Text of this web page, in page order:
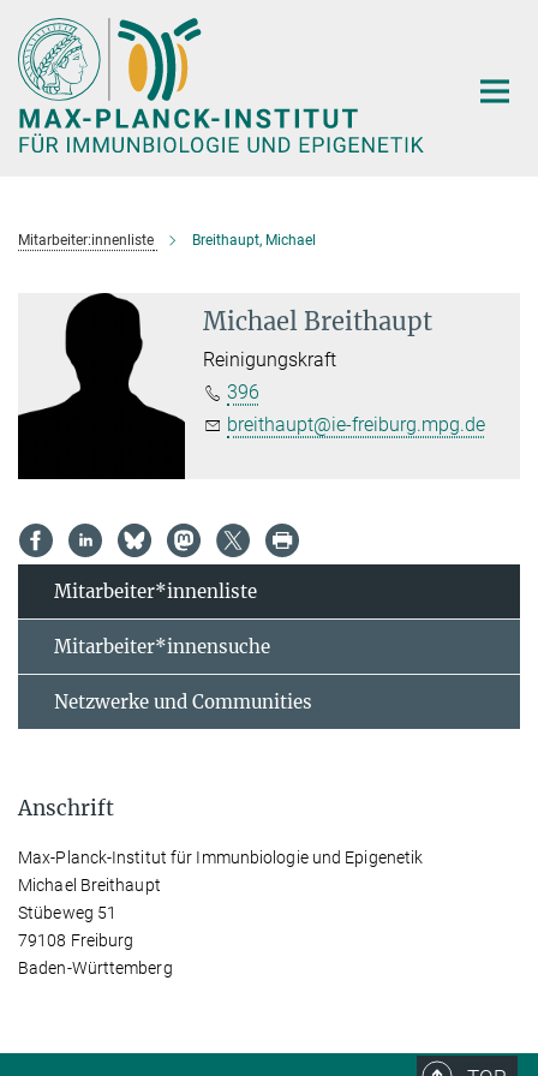
Hauptinhalt
Mitarbeiter:innenliste Breithaupt, Michael
Michael Breithaupt
Reinigungskraft
396
breithaupt@ie-freiburg.mpg.de
Mitarbeiter*innenliste
Mitarbeiter*innensuche
Netzwerke und Communities
Anschrift
Max-Planck-Institut für Immunbiologie und Epigenetik
Michael Breithaupt
Stübeweg 51
79108 Freiburg
Baden-Württemberg